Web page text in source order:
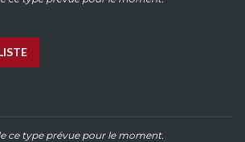
ce type prévue pour le moment.